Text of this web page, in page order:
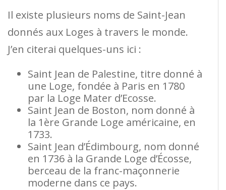
Il existe plusieurs noms de Saint-Jean
donnés aux Loges à travers le monde.
J’en citerai quelques-uns ici :
Saint Jean de Palestine, titre donné à
une Loge, fondée à Paris en 1780
par la Loge Mater d’Ecosse.
Saint Jean de Boston, nom donné à
la 1ère Grande Loge américaine, en
1733.
Saint Jean d’Édimbourg, nom donné
en 1736 à la Grande Loge d’Écosse,
berceau de la franc-maçonnerie
moderne dans ce pays.